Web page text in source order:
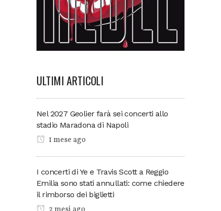
ULTIMI ARTICOLI
Nel 2027 Geolier farà sei concerti allo
stadio Maradona di Napoli
1 mese ago
I concerti di Ye e Travis Scott a Reggio
Emilia sono stati annullati: come chiedere
il rimborso dei biglietti